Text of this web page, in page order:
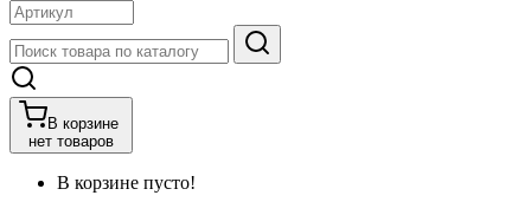
В корзине
нет товаров
В корзине пусто!